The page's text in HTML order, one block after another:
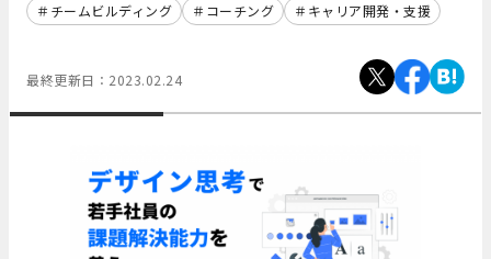
チームビルディング コーチング キャリア開発・支援
最終更新日： 2023.02.24